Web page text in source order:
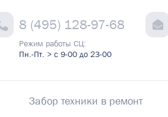
8 (495) 128-97-68
Режим работы СЦ:
Пн.-Пт. > с 9-00 до 23-00
Забор техники в ремонт